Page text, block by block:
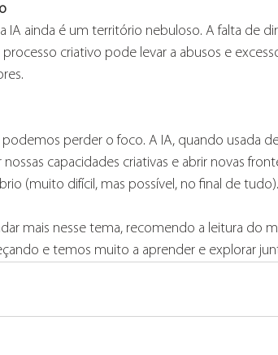
IA ainda é um território nebuloso. A falta de
criativo pode levar a abusos e
podemos perder o foco. A IA, quando usada
capacidades criativas e abrir novas
(muito difícil, mas possível, no final de tudo).
mais nesse tema, recomendo a leitura do
e temos muito a aprender e explorar